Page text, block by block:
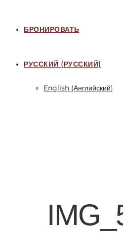
БРОНИРОВАТЬ
РУССКИЙ (РУССКИЙ)
English (Английский)